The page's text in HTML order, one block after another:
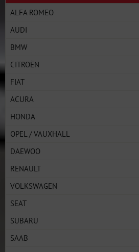
ALFA ROMEO
AUDI
BMW
CITROËN
FIAT
ACURA
HONDA
OPEL / VAUXHALL
DAEWOO
RENAULT
VOLKSWAGEN
SEAT
SUBARU
SAAB